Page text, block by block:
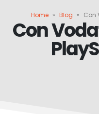
Home » Blog » Con
Con